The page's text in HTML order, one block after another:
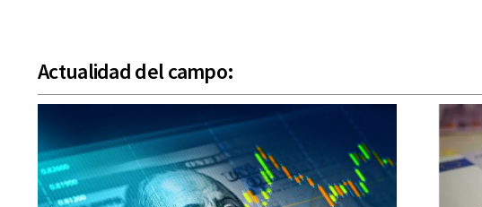
Actualidad del campo: